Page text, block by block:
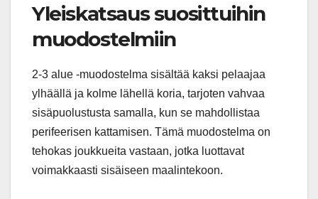
Yleiskatsaus suosittuihin
muodostelmiin
2-3 alue -muodostelma sisältää kaksi pelaajaa
ylhäällä ja kolme lähellä koria, tarjoten vahvaa
sisäpuolustusta samalla, kun se mahdollistaa
perifeerisen kattamisen. Tämä muodostelma on
tehokas joukkueita vastaan, jotka luottavat
voimakkaasti sisäiseen maalintekoon.